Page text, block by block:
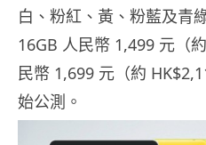
白、粉紅、黃、粉藍及青
16GB 人民幣 1,499 元（
民幣 1,699 元（約
始公測。